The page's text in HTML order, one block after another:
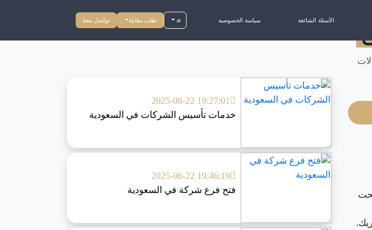
الأسئلة الشائعة سياسة الخصوصية ar طلب مقابلة تواصل معنا
عام 2022 وتحديثات 2025، أصبحت
2025-06-22 19:27:01
خدمات تأسيس الشركات في السعودية
2025-06-22 19:46:19
فتح فرع شركة في السعودية